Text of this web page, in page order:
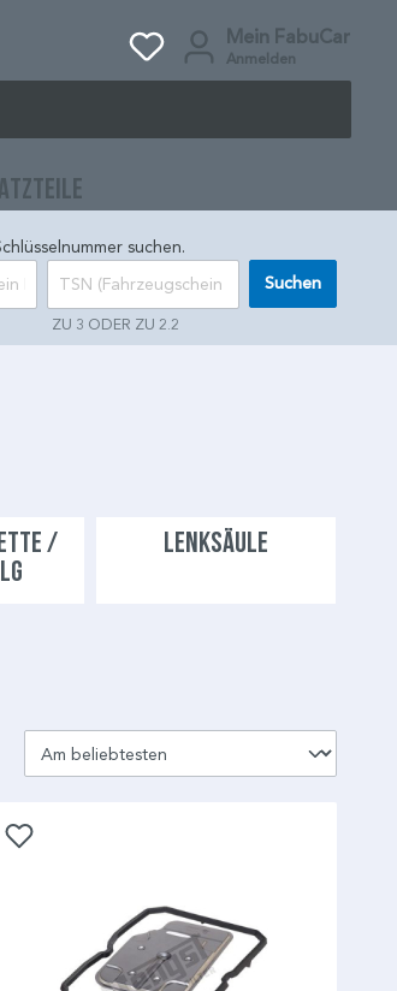
Mein FabuCar
Anmelden
suchen.
ZU 3 ODER ZU 2.2
Suchen
/
LENKSÄULE